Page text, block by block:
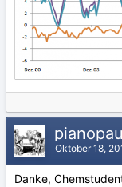
Oktober 18,
Danke,